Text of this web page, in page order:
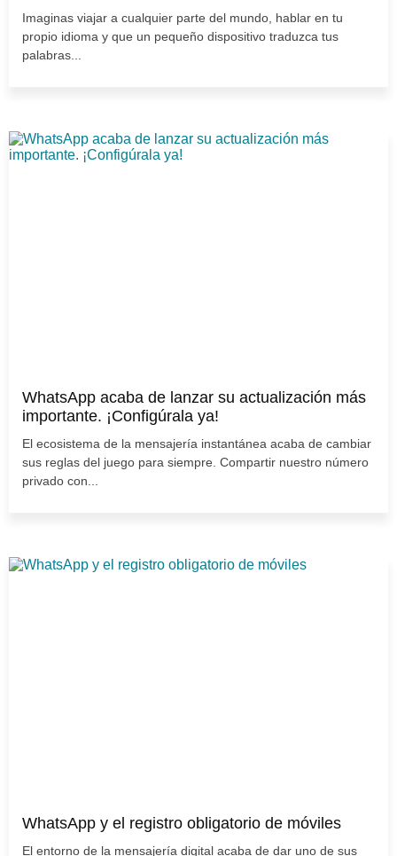
Imaginas viajar a cualquier parte del mundo, hablar en tu
propio idioma y que un pequeño dispositivo traduzca tus
palabras...
WhatsApp acaba de lanzar su actualización más
importante. ¡Configúrala ya!
El ecosistema de la mensajería instantánea acaba de cambiar
sus reglas del juego para siempre. Compartir nuestro número
privado con...
WhatsApp y el registro obligatorio de móviles
El entorno de la mensajería digital acaba de dar uno de sus